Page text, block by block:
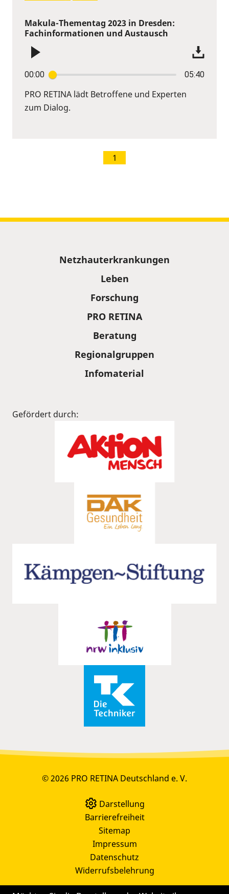
Makula-Thementag 2023 in Dresden:
Fachinformationen und Austausch
00:00 05:40
PRO RETINA lädt Betroffene und Experten
zum Dialog.
1
Netzhauterkrankungen
Leben
Forschung
PRO RETINA
Beratung
Regionalgruppen
Infomaterial
Gefördert durch:
© 2026 PRO RETINA Deutschland e. V.
Darstellung
Barrierefreiheit
Sitemap
Impressum
Datenschutz
Widerrufsbelehrung